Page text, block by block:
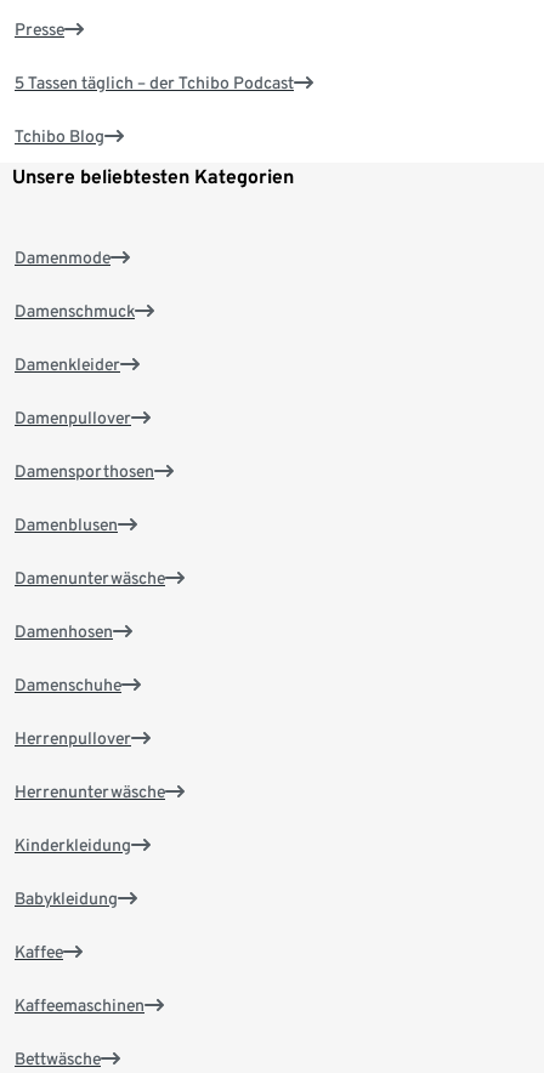
Presse
5 Tassen täglich – der Tchibo Podcast
Tchibo Blog
Unsere beliebtesten Kategorien
Damenmode
Damenschmuck
Damenkleider
Damenpullover
Damensporthosen
Damenblusen
Damenunterwäsche
Damenhosen
Damenschuhe
Herrenpullover
Herrenunterwäsche
Kinderkleidung
Babykleidung
Kaffee
Kaffeemaschinen
Bettwäsche